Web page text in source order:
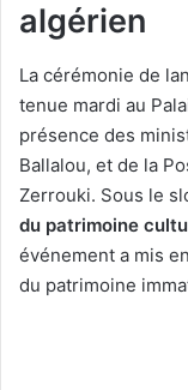
algérien
La cérémonie de
tenue mardi au
présence des
Ballalou, et de la
Zerrouki. Sous le
du patrimoine
événement a mis
du patrimoine